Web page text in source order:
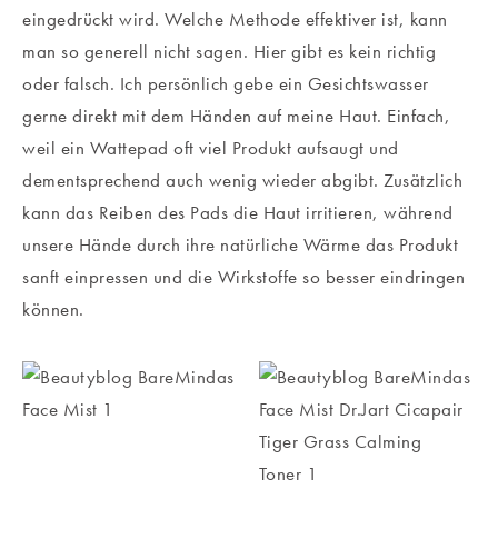
eingedrückt wird. Welche Methode effektiver ist, kann
man so generell nicht sagen. Hier gibt es kein richtig
oder falsch. Ich persönlich gebe ein Gesichtswasser
gerne direkt mit dem Händen auf meine Haut. Einfach,
weil ein Wattepad oft viel Produkt aufsaugt und
dementsprechend auch wenig wieder abgibt. Zusätzlich
kann das Reiben des Pads die Haut irritieren, während
unsere Hände durch ihre natürliche Wärme das Produkt
sanft einpressen und die Wirkstoffe so besser eindringen
können.